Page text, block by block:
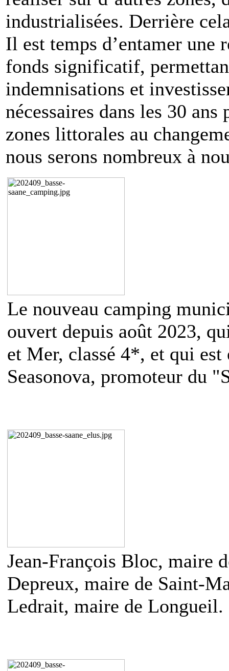
industrialisées. Derrière
Il est temps d’entamer une
fonds significatif,
indemnisations et
nécessaires dans les 30
zones littorales au
nous serons nombreux à
Le nouveau camping
ouvert depuis août 2023,
et Mer, classé 4*, et qui
Seasonova, promoteur du
Jean-François Bloc, maire
Depreux, maire de Saint-
Ledrait, maire de Longueil.